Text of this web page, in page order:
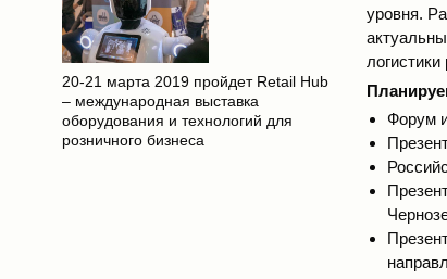
20-21 марта 2019 пройдет Retail Hub
– международная выставка
оборудования и технологий для
розничного бизнеса
уровня.
логистики
Форум